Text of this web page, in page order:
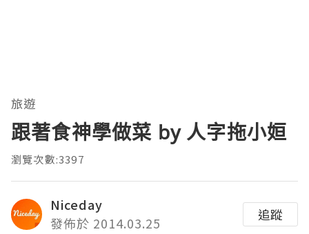
旅遊
跟著食神學做菜 by 人字拖小姮
瀏覽次數:3397
Niceday
發佈於 2014.03.25
追蹤